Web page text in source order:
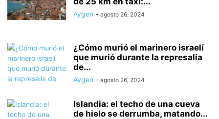
Aygen - agosto 26, 2024
¿Cómo murió el marinero israelí
que murió durante la represalia
de...
Aygen - agosto 26, 2024
Islandia: el techo de una cueva
de hielo se derrumba, matando...